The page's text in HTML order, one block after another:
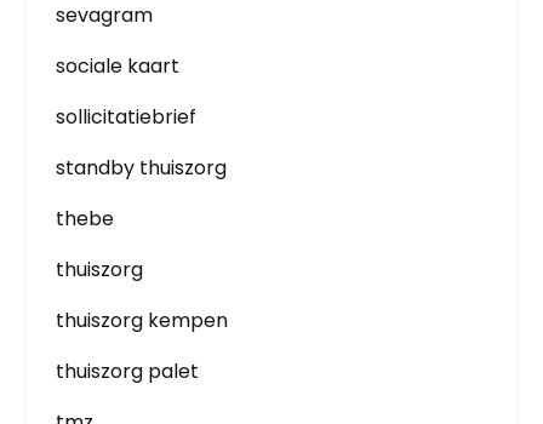
sevagram
sociale kaart
sollicitatiebrief
standby thuiszorg
thebe
thuiszorg
thuiszorg kempen
thuiszorg palet